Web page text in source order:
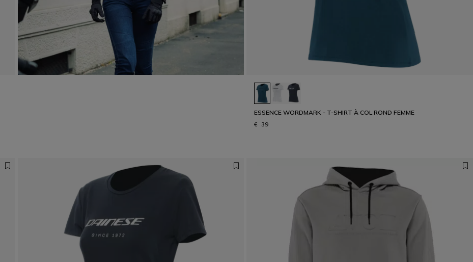
Adopte ton look
urbain
COLLECTION URBAN
ESSENCE WORDMARK - T-SHIRT À COL ROND FEMME
€ 39